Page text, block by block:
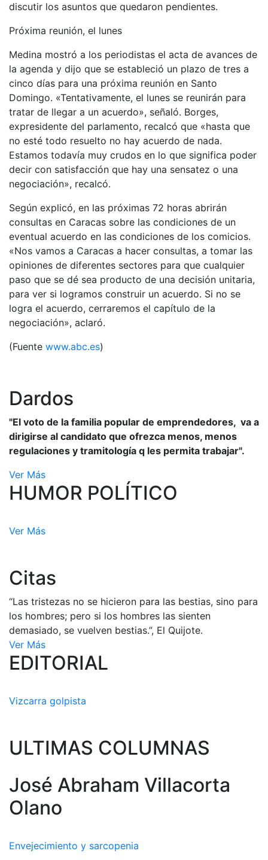
discutir los asuntos que quedaron pendientes.
Próxima reunión, el lunes
Medina mostró a los periodistas el acta de avances de
la agenda y dijo que se estableció un plazo de tres a
cinco días para una próxima reunión en Santo
Domingo. «Tentativamente, el lunes se reunirán para
tratar de llegar a un acuerdo», señaló. Borges,
expresidente del parlamento, recalcó que «hasta que
no esté todo resuelto no hay acuerdo de nada.
Estamos todavía muy crudos en lo que significa poder
decir con satisfacción que hay una sensatez o una
negociación», recalcó.
Según explicó, en las próximas 72 horas abrirán
consultas en Caracas sobre las condiciones de un
eventual acuerdo en las condiciones de los comicios.
«Nos vamos a Caracas a hacer consultas, a tomar las
opiniones de diferentes sectores para que cualquier
paso que se dé sea producto de una decisión unitaria,
para ver si logramos construir un acuerdo. Si no se
logra el acuerdo, cerraremos el capítulo de la
negociación», aclaró.
(Fuente www.abc.es)
Dardos
"El voto de la familia popular de emprendedores, va a
dirigirse al candidato que ofrezca menos, menos
regulaciones y tramitología q les permita trabajar".
Ver Más
HUMOR POLÍTICO
Ver Más
Citas
“Las tristezas no se hicieron para las bestias, sino para
los hombres; pero si los hombres las sienten
demasiado, se vuelven bestias.”, El Quijote.
Ver Más
EDITORIAL
Vizcarra golpista
ULTIMAS COLUMNAS
José Abraham Villacorta
Olano
Envejecimiento y sarcopenia